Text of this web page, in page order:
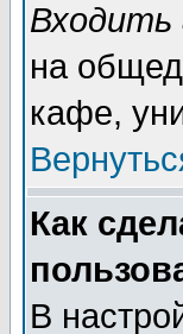
Входить
на
кафе,
Как
В